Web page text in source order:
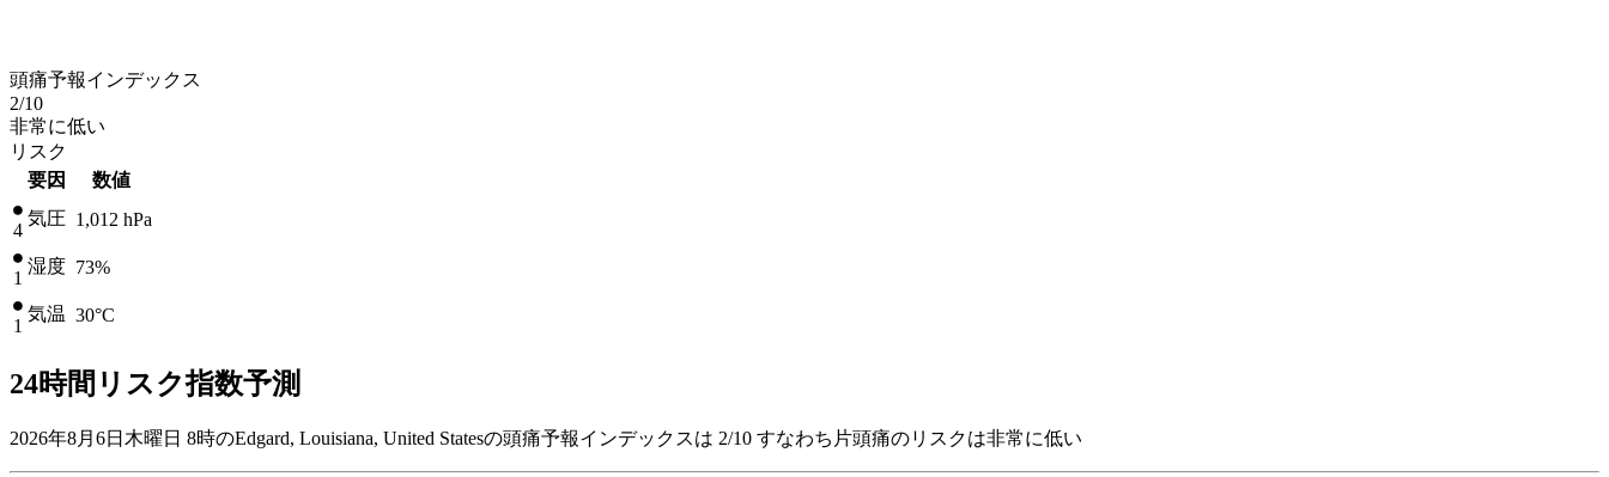
頭痛予報インデックス
2/10
非常に低い
リスク
要因
数値
4
気圧 1,012 hPa
1
湿度 73%
1
気温 30°C
24時間リスク指数予測
2026年8月6日木曜日 8時のEdgard, Louisiana, United Statesの頭痛予報インデックスは 2/10 すなわち片頭痛のリスクは非常に低い